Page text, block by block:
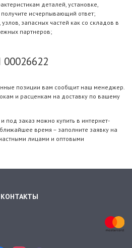
деталей, установке,
исчерпывающий ответ;
запасных частей как со складов в
партнеров;
позиции вам сообщит наш менеджер.
и расценкам на доставку по вашему
под заказ можно купить в интернет-
время – заполните заявку на
лицами и оптовыми
КОНТАКТЫ